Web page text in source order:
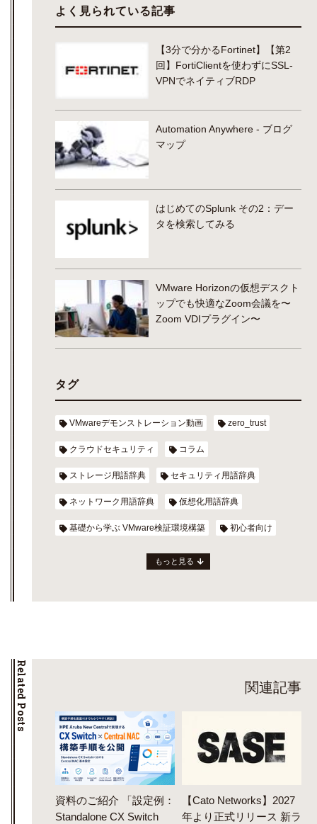
よく見られている記事
【3分で分かるFortinet】【第2
回】FortiClientを使わずにSSL-
VPNでネイティブRDP
Automation Anywhere - ブログ
マップ
はじめてのSplunk その2：デー
タを検索してみる
VMware Horizonの仮想デスクト
ップでも快適なZoom会議を〜
Zoom VDIプラグイン〜
タグ
VMwareデモンストレーション動画 zero_trust
クラウドセキュリティ コラム
ストレージ用語辞典 セキュリティ用語辞典
ネットワーク用語辞典 仮想化用語辞典
基礎から学ぶ VMware検証環境構築 初心者向け
もっと見る
Related Posts 関連記事
資料のご紹介 「設定例：
Standalone CX Switch
【Cato Networks】2027
年より正式リリース 新ラ